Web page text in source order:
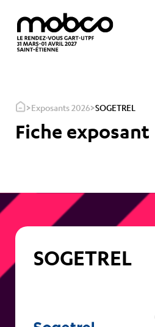
>Exposants 2026>SOGETREL
Fiche exposant
SOGETREL